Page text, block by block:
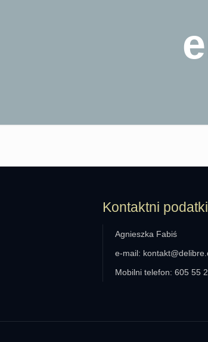
Kontaktni podatki
Agnieszka Fabiś
e-mail:
Mobilni telefon: 605 55